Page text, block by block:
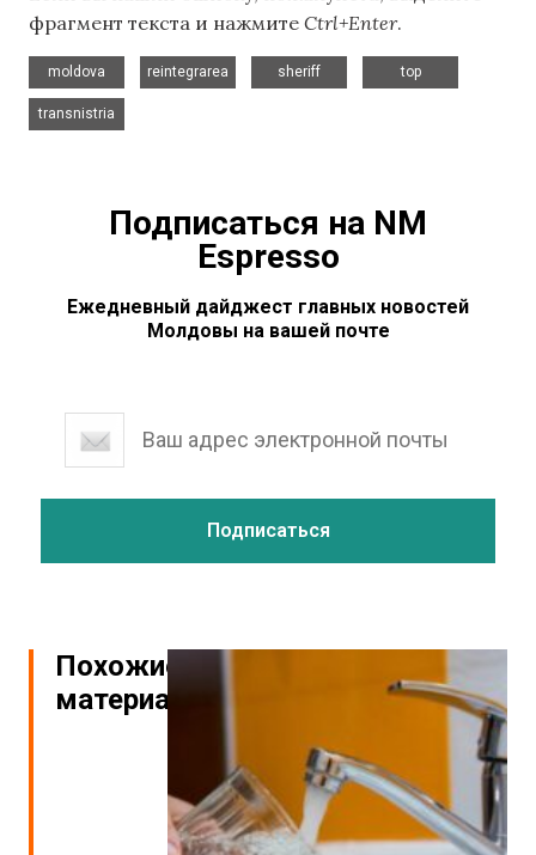
фрагмент текста и нажмите Ctrl+Enter.
moldova
reintegrarea
sheriff
top
transnistria
Подписаться на NM
Espresso
Ежедневный дайджест главных новостей
Молдовы на вашей почте
Похожие
материалы